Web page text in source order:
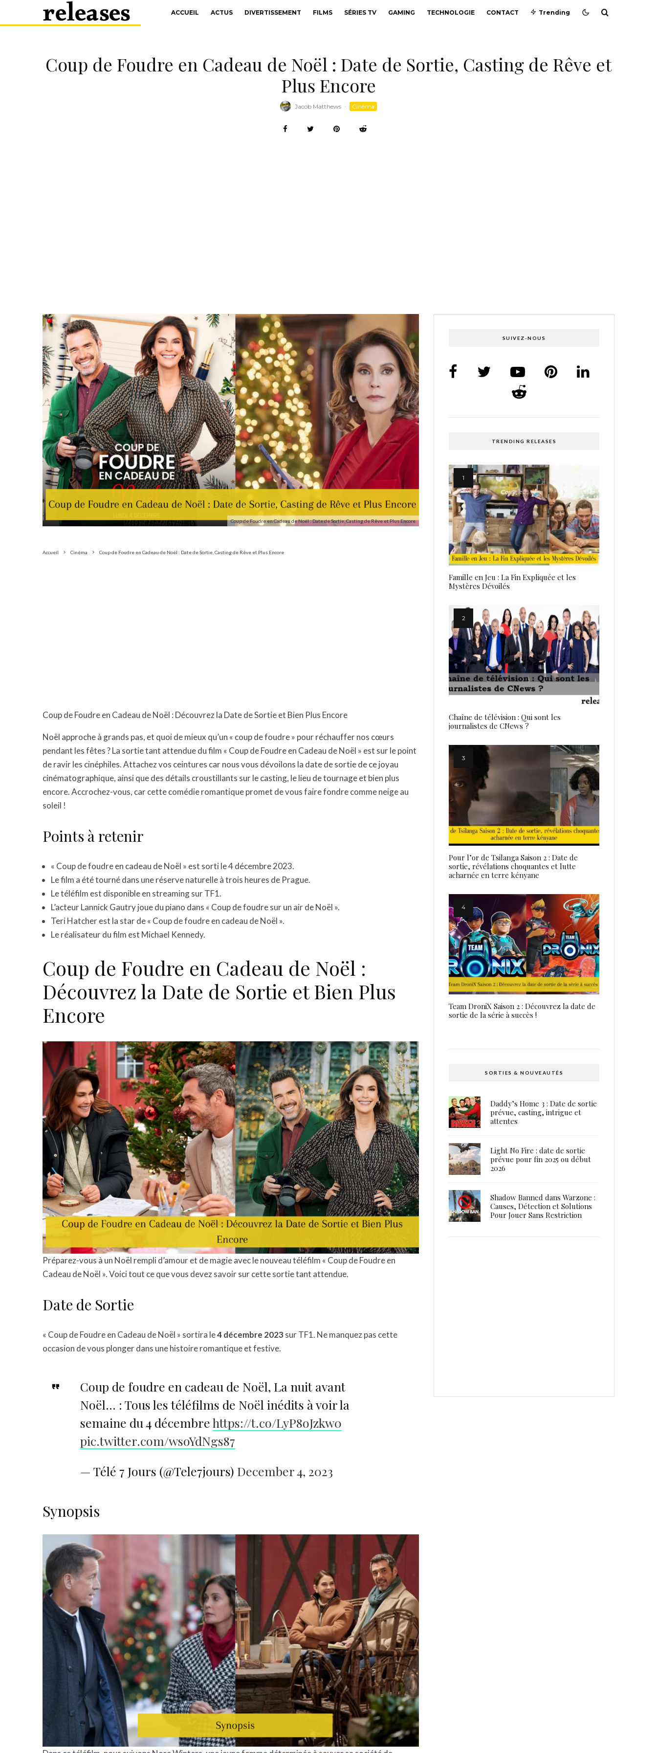
ACCUEIL ACTUS DIVERTISSEMENT FILMS SÉRIES TV GAMING TECHNOLOGIE CONTACT Trending
Coup de Foudre en Cadeau de Noël : Date de Sortie, Casting de Rêve et
Plus Encore
Jacob Matthews · Cinéma
Coup de Foudre en Cadeau de Noël : Date de Sortie, Casting de Rêve et Plus Encore
Accueil Cinéma Coup de Foudre en Cadeau de Noël : Date de Sortie, Casting de Rêve et Plus Encore
Coup de Foudre en Cadeau de Noël : Découvrez la Date de Sortie et Bien Plus Encore
Noël approche à grands pas, et quoi de mieux qu’un « coup de foudre » pour réchauffer nos cœurs
pendant les fêtes ? La sortie tant attendue du film « Coup de Foudre en Cadeau de Noël » est sur le point
de ravir les cinéphiles. Attachez vos ceintures car nous vous dévoilons la date de sortie de ce joyau
cinématographique, ainsi que des détails croustillants sur le casting, le lieu de tournage et bien plus
encore. Accrochez-vous, car cette comédie romantique promet de vous faire fondre comme neige au
soleil !
Points à retenir
« Coup de foudre en cadeau de Noël » est sorti le 4 décembre 2023.
Le film a été tourné dans une réserve naturelle à trois heures de Prague.
Le téléfilm est disponible en streaming sur TF1.
L’acteur Lannick Gautry joue du piano dans « Coup de foudre sur un air de Noël ».
Teri Hatcher est la star de « Coup de foudre en cadeau de Noël ».
Le réalisateur du film est Michael Kennedy.
Coup de Foudre en Cadeau de Noël :
Découvrez la Date de Sortie et Bien Plus
Encore
Préparez-vous à un Noël rempli d’amour et de magie avec le nouveau téléfilm « Coup de Foudre en
Cadeau de Noël ». Voici tout ce que vous devez savoir sur cette sortie tant attendue.
Date de Sortie
« Coup de Foudre en Cadeau de Noël » sortira le4 décembre 2023sur TF1. Ne manquez pas cette
occasion de vous plonger dans une histoire romantique et festive.
Coup de foudre en cadeau de Noël, La nuit avant
Noël… : Tous les téléfilms de Noël inédits à voir la
semaine du 4 décembrehttps://t.co/LyP8oJzkw0
pic.twitter.com/wsoYdNgs87
— Télé 7 Jours (@Tele7jours) December 4, 2023
Synopsis
SUIVEZ-NOUS
TRENDING RELEASES
Famille en Jeu : La Fin Expliquée et les
Mystères Dévoilés
Chaîne de télévision : Qui sont les
journalistes de CNews ?
Pour l’or de Tsilanga Saison 2 : Date de
sortie, révélations choquantes et lutte
acharnée en terre kényane
Team DroniX Saison 2 : Découvrez la date de
sortie de la série à succès !
SORTIES & NOUVEAUTÉS
Daddy’s Home 3 : Date de sortie
prévue, casting, intrigue et
attentes
Light No Fire : date de sortie
prévue pour fin 2025 ou début
2026
Shadow Banned dans Warzone :
Causes, Détection et Solutions
Pour Jouer Sans Restriction